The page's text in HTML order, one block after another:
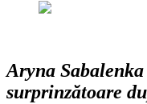
Aryna
surprinzătoare